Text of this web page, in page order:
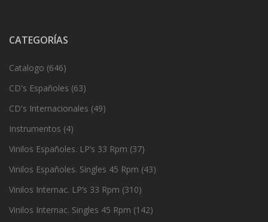
CATEGORÍAS
Catalogo (646)
CD's Españoles (63)
CD's Internacionales (49)
Instrumentos (4)
Vinilos Españoles. LP’s 33 Rpm (37)
Vinilos Españoles. Singles 45 Rpm (43)
Vinilos Internac. LP’s 33 Rpm (310)
Vinilos Internac. Singles 45 Rpm (142)